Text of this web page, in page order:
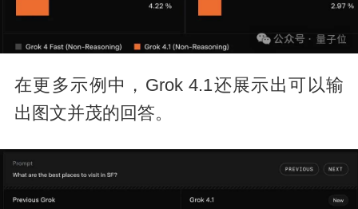
在更多示例中，Grok 4.1还展示出可以输
出图文并茂的回答。